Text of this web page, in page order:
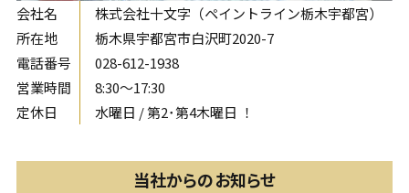
会社名
株式会社十文字（ペイントライン栃木宇都宮）
所在地
栃木県宇都宮市白沢町2020-7
電話番号
028-612-1938
営業時間
8:30〜17:30
定休日
水曜日 / 第2･第4木曜日 ！
当社からのお知らせ